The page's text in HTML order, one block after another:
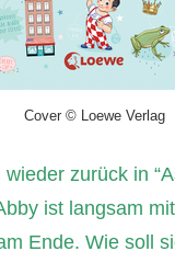
Cover © Loewe Verlag
wieder zurück in
ist langsam
Ende. Wie soll